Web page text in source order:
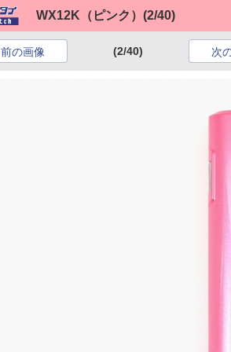
WX12K（ピンク） (2/40)
前の画像 (2/40) 次